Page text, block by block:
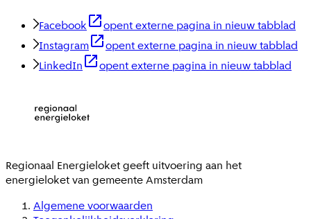
Facebook
opent externe pagina in nieuw tabblad
Instagram
opent externe pagina in nieuw tabblad
LinkedIn
opent externe pagina in nieuw tabblad
Regionaal Energieloketgeeft uitvoering aan het
energieloket van gemeenteAmsterdam
Algemene voorwaarden